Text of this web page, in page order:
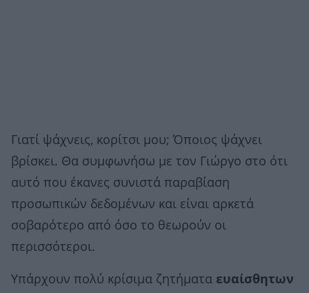
Γιατί ψάχνεις, κορίτσι μου; Όποιος ψάχνει
βρίσκει. Θα συμφωνήσω με τον Γιώργο στο ότι
αυτό που έκανες συνιστά παραβίαση
προσωπικών δεδομένων και είναι αρκετά
σοβαρότερο από όσο το θεωρούν οι
περισσότεροι.
Υπάρχουν πολύ κρίσιμα ζητήματα ευαίσθητων